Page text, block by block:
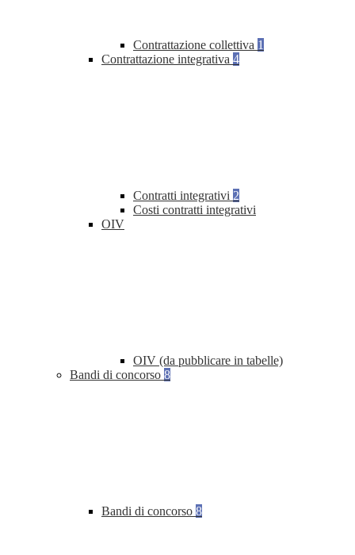
Contrattazione collettiva 1
Contrattazione integrativa 4
Contratti integrativi 2
Costi contratti integrativi
OIV
OIV (da pubblicare in tabelle)
Bandi di concorso 8
Bandi di concorso 8